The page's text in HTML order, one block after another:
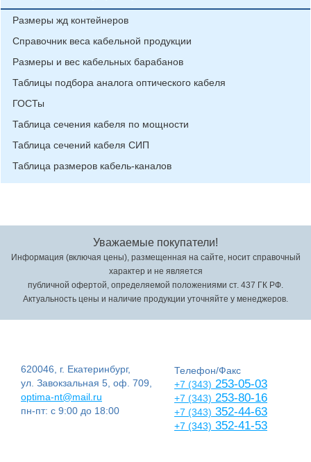
Размеры жд контейнеров
Справочник веса кабельной продукции
Размеры и вес кабельных барабанов
Таблицы подбора аналога оптического кабеля
ГОСТы
Таблица сечения кабеля по мощности
Таблица сечений кабеля СИП
Таблица размеров кабель-каналов
Уважаемые покупатели!
Информация (включая цены), размещенная на сайте, носит справочный
характер и не является
публичной офертой, определяемой положениями ст. 437 ГК РФ.
Актуальность цены и наличие продукции уточняйте у менеджеров.
620046, г. Екатеринбург,
ул. Завокзальная 5, оф. 709,
optima-nt@mail.ru
пн-пт: с 9:00 до 18:00
Телефон/Факс
+7 (343) 253-05-03
+7 (343) 253-80-16
+7 (343) 352-44-63
+7 (343) 352-41-53